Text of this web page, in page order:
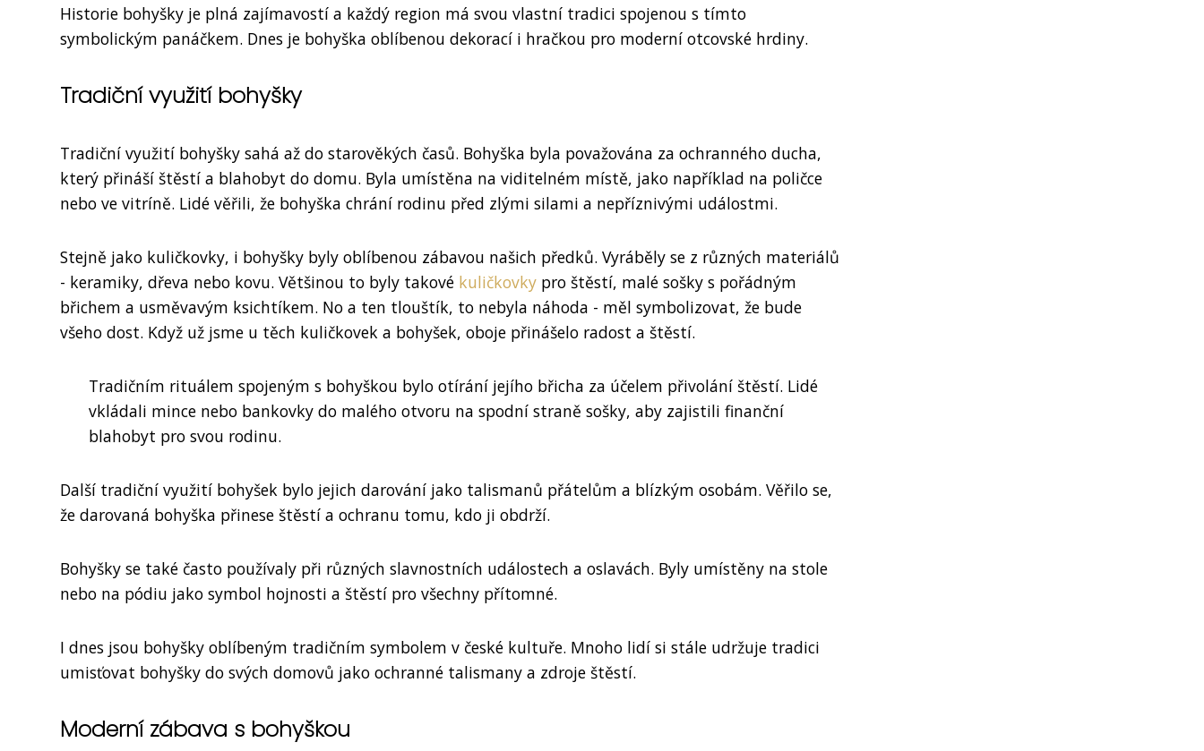
Historie bohyšky je plná zajímavostí a každý region má svou vlastní tradici spojenou s tímto
symbolickým panáčkem. Dnes je bohyška oblíbenou dekorací i hračkou pro moderní otcovské hrdiny.
Tradiční využití bohyšky
Tradiční využití bohyšky sahá až do starověkých časů. Bohyška byla považována za ochranného ducha,
který přináší štěstí a blahobyt do domu. Byla umístěna na viditelném místě, jako například na poličce
nebo ve vitríně. Lidé věřili, že bohyška chrání rodinu před zlými silami a nepříznivými událostmi.
Stejně jako kuličkovky, i bohyšky byly oblíbenou zábavou našich předků. Vyráběly se z různých materiálů
- keramiky, dřeva nebo kovu. Většinou to byly takové kuličkovky pro štěstí, malé sošky s pořádným
břichem a usměvavým ksichtíkem. No a ten tlouštík, to nebyla náhoda - měl symbolizovat, že bude
všeho dost. Když už jsme u těch kuličkovek a bohyšek, oboje přinášelo radost a štěstí.
Tradičním rituálem spojeným s bohyškou bylo otírání jejího břicha za účelem přivolání štěstí. Lidé
vkládali mince nebo bankovky do malého otvoru na spodní straně sošky, aby zajistili finanční
blahobyt pro svou rodinu.
Další tradiční využití bohyšek bylo jejich darování jako talismanů přátelům a blízkým osobám. Věřilo se,
že darovaná bohyška přinese štěstí a ochranu tomu, kdo ji obdrží.
Bohyšky se také často používaly při různých slavnostních událostech a oslavách. Byly umístěny na stole
nebo na pódiu jako symbol hojnosti a štěstí pro všechny přítomné.
I dnes jsou bohyšky oblíbeným tradičním symbolem v české kultuře. Mnoho lidí si stále udržuje tradici
umisťovat bohyšky do svých domovů jako ochranné talismany a zdroje štěstí.
Moderní zábava s bohyškou